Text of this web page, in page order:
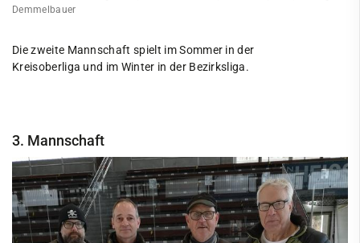
Demmelbauer
Die zweite Mannschaft spielt im Sommer in der
Kreisoberliga und im Winter in der Bezirksliga.
3. Mannschaft
Windsurfen